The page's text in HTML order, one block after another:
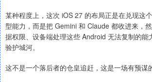
某种程度上，这次 iOS 27 的布局正是在兑现这
型能力，而是把 Gemini 和 Claude 都收进来，
据权限、设备端处理这些 Android 无法复制的能
验护城河。
这不是一个落后者的仓皇追赶，这是一场有预谋